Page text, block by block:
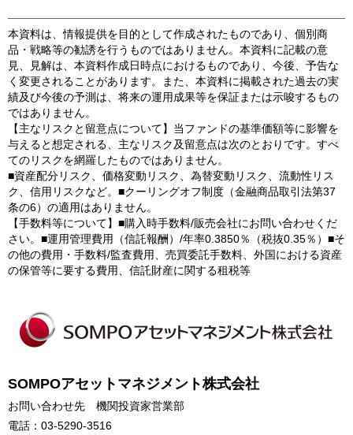
本資料は、情報提供を目的として作成されたものであり、個別商
品・戦略等の勧誘を行うものではありません。本資料に記載の意
見、見解は、本資料作成日時点におけるものであり、今後、予告な
く変更されることがあります。また、本資料に掲載された過去の実
績及び今後の予測は、将来の運用成果等を保証または示唆するもの
ではありません。
【主なリスクと留意点について】当ファンドの基準価額等に影響を
与えると想定される、主なリスク及留意点は次のとおりです。すべ
てのリスクを網羅したものではありません。
■資産配分リスク、価格変動リスク、為替変動リスク、流動性リス
ク、信用リスクなど。■クーリングオフ制度（金融商品取引法第37
条の6）の適用はありません。
【手数料等について】■購入時手数料/販売会社にお問い合わせくだ
さい。■運用管理費用（信託報酬）/年率0.3850％（税抜0.35％）■そ
の他の費用・手数料/監査費用、売買委託手数料、外国における資産
の保管等に要する費用、信託財産に関する租税等
SOMPOアセットマネジメント株式会社
お問い合わせ先 機関投資家営業部
電話：03-5290-3516